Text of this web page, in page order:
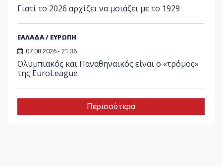
Γιατί το 2026 αρχίζει να μοιάζει με το 1929
ΕΛΛΑΔΑ / ΕΥΡΩΠΗ
07.08.2026 - 21:36
Ολυμπιακός και Παναθηναϊκός είναι ο «τρόμος»
της EuroLeague
Περισσότερα